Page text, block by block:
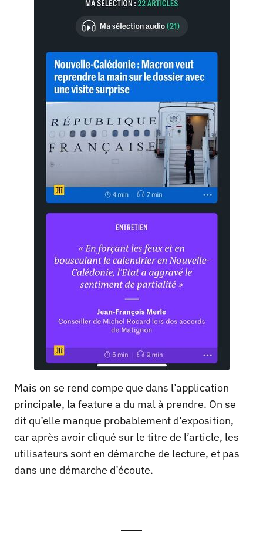
Mais on se rend compe que dans l’application
principale, la feature a du mal à prendre. On se
dit qu’elle manque probablement d’exposition,
car après avoir cliqué sur le titre de l’article, les
utilisateurs sont en démarche de lecture, et pas
dans une démarche d’écoute.